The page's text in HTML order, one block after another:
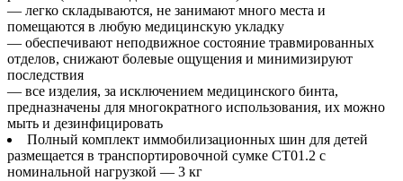
— легко складываются, не занимают много места и
помещаются в любую медицинскую укладку
— обеспечивают неподвижное состояние травмированных
отделов, снижают болевые ощущения и минимизируют
последствия
— все изделия, за исключением медицинского бинта,
предназначены для многократного использования, их можно
мыть и дезинфицировать
Полный комплект иммобилизационных шин для детей
размещается в транспортировочной сумке СТ01.2 с
номинальной нагрузкой — 3 кг